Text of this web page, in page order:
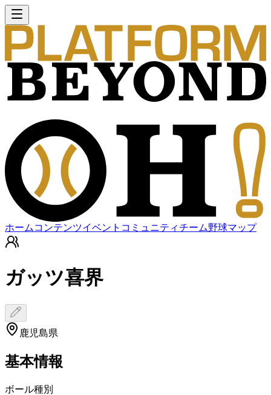
ホーム コンテンツイベント コミュニティチーム野球マップ
ガッツ喜界
鹿児島県
基本情報
ボール種別